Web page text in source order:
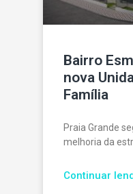
Bairro
nova
Família
Praia Grande
melhoria da
Continuar